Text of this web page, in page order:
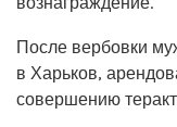
После вербовки
в Харьков,
совершению